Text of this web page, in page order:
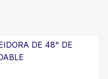
DE 48" DE